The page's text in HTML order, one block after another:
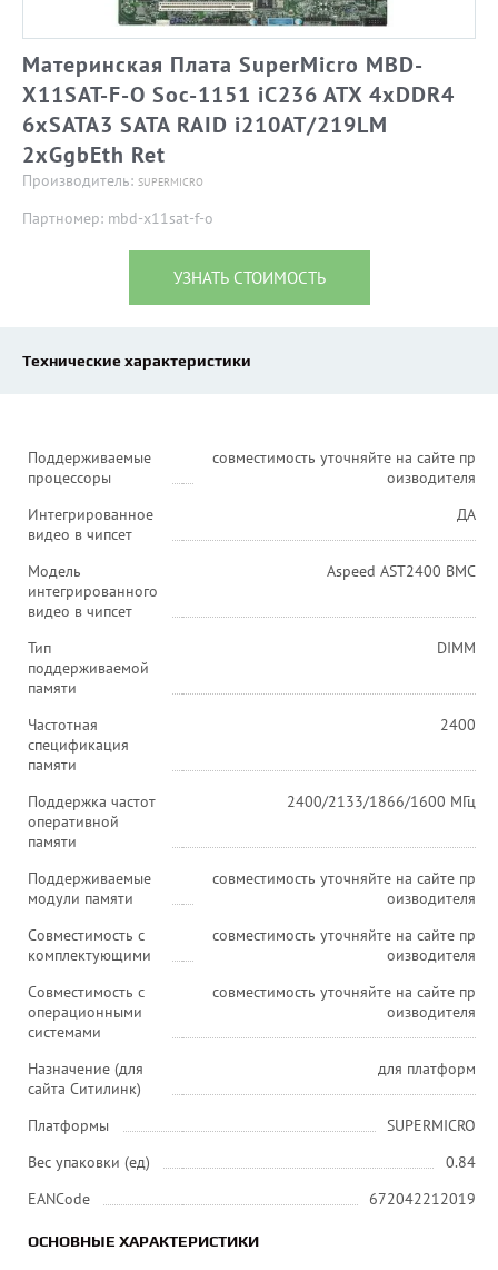
Материнская Плата SuperMicro MBD-
X11SAT-F-O Soc-1151 iC236 ATX 4xDDR4
6xSATA3 SATA RAID i210AT/219LM
2хGgbEth Ret
Производитель: SUPERMICRO
Партномер: mbd-x11sat-f-o
УЗНАТЬ СТОИМОСТЬ
Технические характеристики
Поддерживаемые
процессоры
совместимость уточняйте на сайте пр
оизводителя
Интегрированное
видео в чипсет
ДА
Модель
интегрированного
видео в чипсет
Aspeed AST2400 BMC
Тип
поддерживаемой
памяти
DIMM
Частотная
спецификация
памяти
2400
Поддержка частот
оперативной
памяти
2400/2133/1866/1600 МГц
Поддерживаемые
модули памяти
совместимость уточняйте на сайте пр
оизводителя
Совместимость с
комплектующими
совместимость уточняйте на сайте пр
оизводителя
Совместимость с
операционными
системами
совместимость уточняйте на сайте пр
оизводителя
Назначение (для
сайта Ситилинк)
для платформ
Платформы
SUPERMICRO
Вес упаковки (ед)
0.84
EANCode
672042212019
ОСНОВНЫЕ ХАРАКТЕРИСТИКИ